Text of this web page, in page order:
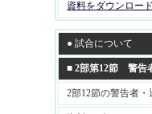
資料をダウンロー
● 試合について
■ 2部第12節 警告
2部12節の警告者・